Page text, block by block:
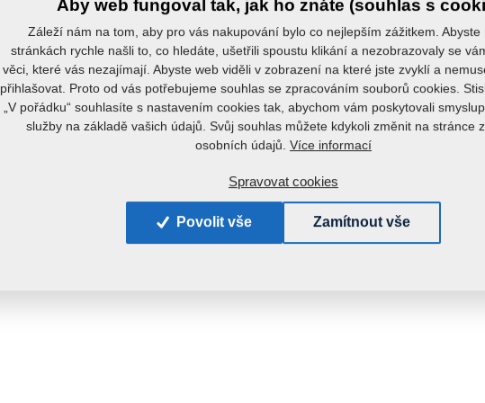
Aby web fungoval tak, jak ho znáte (souhlas s
Záleží nám na tom, aby pro vás nakupování bylo co nejlepším zážitkem. Abyste
stránkách rychle našli to, co hledáte, ušetřili spoustu klikání a nezobrazovaly se
věci, které vás nezajímají. Abyste web viděli v zobrazení na které jste zvyklí a
přihlašovat. Proto od vás potřebujeme souhlas se zpracováním souborů cookies.
„V pořádku“ souhlasíte s nastavením cookies tak, abychom vám poskytovali
služby na základě vašich údajů. Svůj souhlas můžete kdykoli změnit na stránce
osobních údajů. Více informací
Spravovat cookies
Povolit vše Zamítnout vše